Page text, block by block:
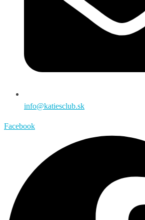
info@katiesclub.sk
Facebook